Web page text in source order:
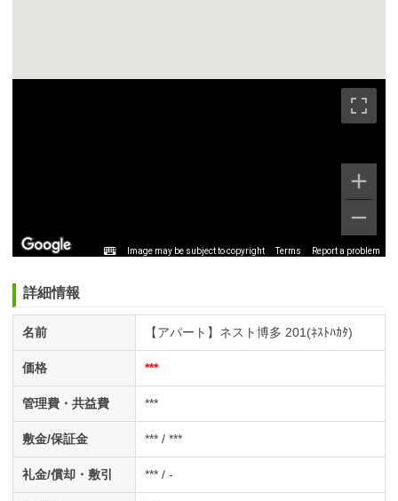
Image may be subject to copyright Terms Report a problem
詳細情報
名前 【アパート】ネスト博多 201(ﾈｽﾄﾊｶﾀ)
価格 ***
管理費・共益費 ***
敷金/保証金 *** / ***
礼金/償却・敷引 *** / -